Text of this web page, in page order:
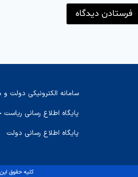
سامانه الکترونیکی دولت و
پایگاه اطلاع رسانی
پایگاه اطلاع رسانی دولت
کلیه حقوق